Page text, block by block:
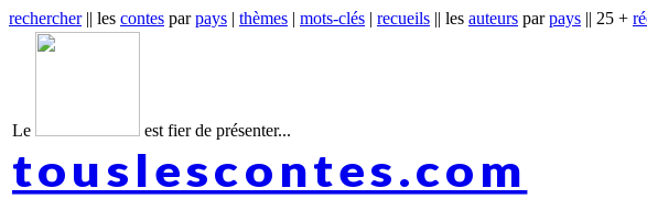
rechercher|| les contes parpays | thèmes | mots-clés | recueils || les auteurs parpays || 25 +
Le est fier de présenter...
touslescontes.com